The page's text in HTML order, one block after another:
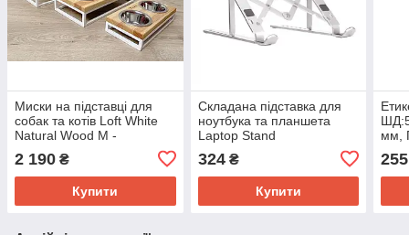
Миски на підставці для
собак та котів Loft White
Natural Wood M -
2 190 ₴
Купити
Складана підставка для
ноутбука та планшета
Laptop Stand
324₴
Купити
мм,
255